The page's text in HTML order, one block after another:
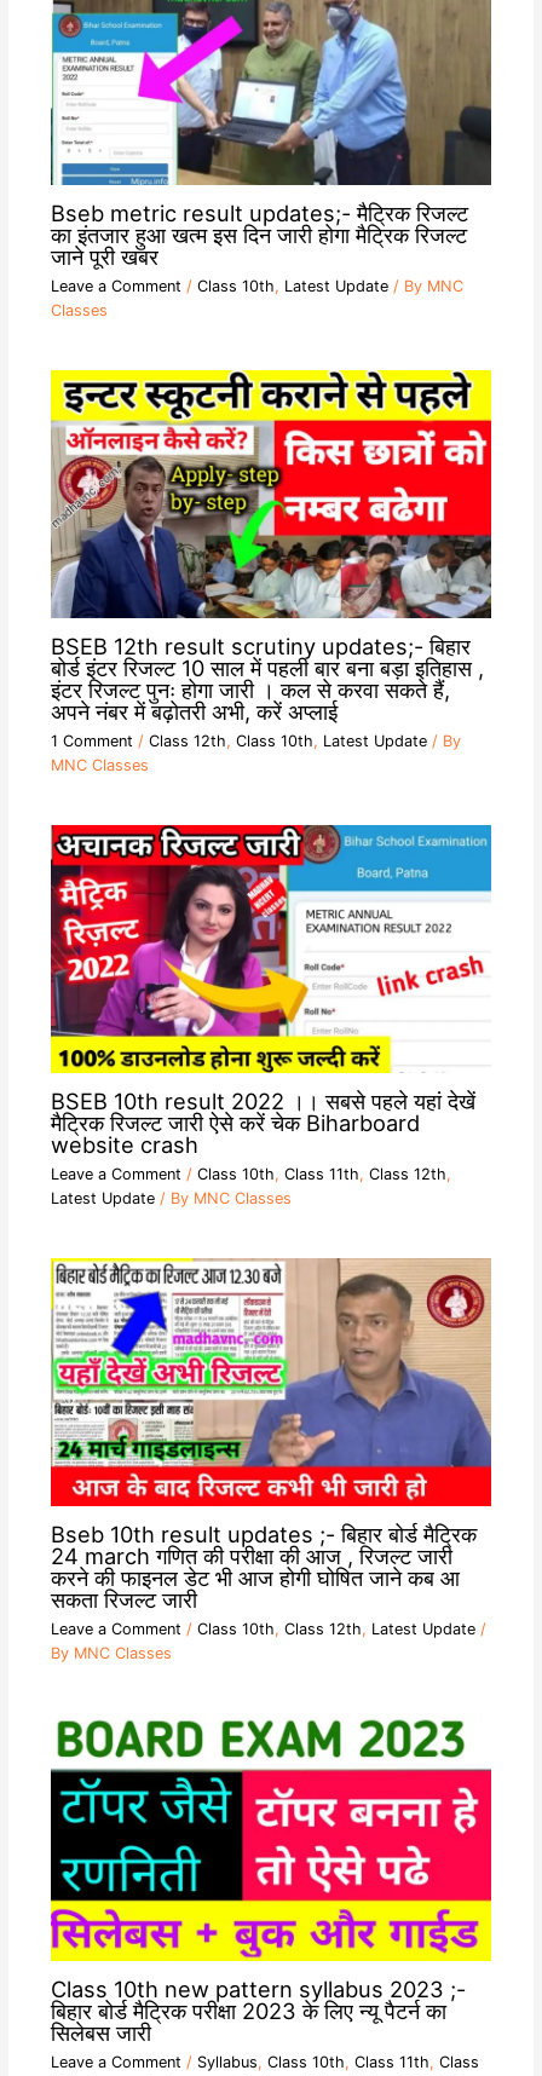
Bseb metric result updates;- मैट्रिक रिजल्ट
का इंतजार हुआ खत्म इस दिन जारी होगा मैट्रिक रिजल्ट
जाने पूरी खबर
Leave a Comment / Class 10th, Latest Update/ By MNC
Classes
BSEB 12th result scrutiny updates;- बिहार
बोर्ड इंटर रिजल्ट 10 साल में पहली बार बना बड़ा इतिहास ,
इंटर रिजल्ट पुनः होगा जारी । कल से करवा सकते हैं,
अपने नंबर में बढ़ोतरी अभी, करें अप्लाई
1 Comment / Class 12th, Class 10th, Latest Update/ By
MNC Classes
BSEB 10th result 2022 ।। सबसे पहले यहां देखें
मैट्रिक रिजल्ट जारी ऐसे करें चेक Biharboard
website crash
Leave a Comment / Class 10th, Class 11th, Class 12th,
Latest Update/ By MNC Classes
Bseb 10th result updates ;- बिहार बोर्ड मैट्रिक
24 march गणित की परीक्षा की आज , रिजल्ट जारी
करने की फाइनल डेट भी आज होगी घोषित जाने कब आ
सकता रिजल्ट जारी
Leave a Comment / Class 10th, Class 12th, Latest Update/
By MNC Classes
Class 10th new pattern syllabus 2023 ;-
बिहार बोर्ड मैट्रिक परीक्षा 2023 के लिए न्यू पैटर्न का
सिलेबस जारी
Leave a Comment / Syllabus, Class 10th, Class 11th, Class